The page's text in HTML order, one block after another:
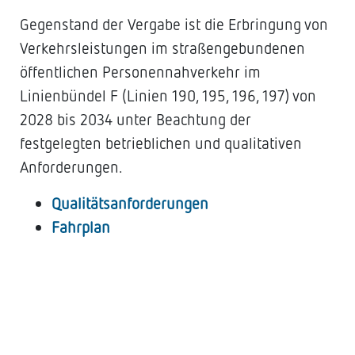
Gegenstand der Vergabe ist die Erbringung von
Verkehrsleistungen im straßengebundenen
öffentlichen Personennahverkehr im
Linienbündel F (Linien 190, 195, 196, 197) von
2028 bis 2034 unter Beachtung der
festgelegten betrieblichen und qualitativen
Anforderungen.
Qualitätsanforderungen
Fahrplan